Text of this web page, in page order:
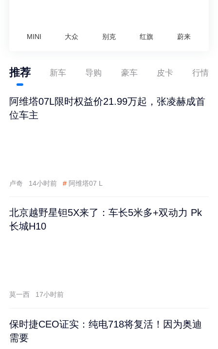
MINI 大众 别克 红旗 蔚来
推荐 新车 导购 豪车 皮卡 行情
阿维塔07L限时权益价21.99万起，张凌赫成首
位车主
卢奇 14小时前 # 阿维塔07 L
北京越野星钽5X来了：车长5米多+双动力 Pk
长城H10
莫一西 17小时前
保时捷CEO证实：纯电718将复活！因为奥迪
需要